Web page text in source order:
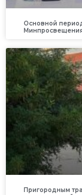
Основной
Пригородным